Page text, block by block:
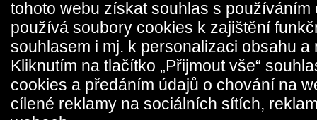
tohoto webu získat souhlas s používáním
používá soubory cookies k zajištění
souhlasem i mj. k personalizaci obsahu
Kliknutím na tlačítko „Přijmout vše“
cookies a předáním údajů o chování na
cílené reklamy na sociálních sítích,